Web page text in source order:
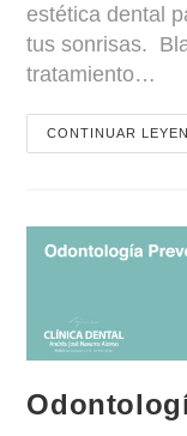
estética dental
tus sonrisas.
tratamiento…
CONTINUAR